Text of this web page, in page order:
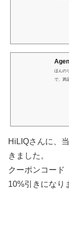
ほんの
で、満
HiLIQさんに、
きました。
クーポンコード
10%引きになり